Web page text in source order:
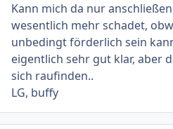
Kann mich da nur
wesentlich mehr schadet,
unbedingt förderlich sein
eigentlich sehr gut klar, aber
sich raufinden..
LG, buffy